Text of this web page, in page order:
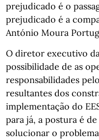
prejudicado é o
prejudicado é a
António Moura
O diretor executivo
possibilidade de as
responsabilidades
resultantes dos
implementação do
para já, a postura é
solucionar o